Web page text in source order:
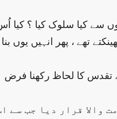
، پھر انہیں یوں بنا دیا
تقدس کا لحاظ رکھنا